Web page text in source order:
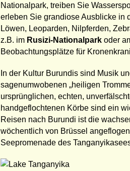
Nationalpark, treiben Sie
erleben Sie grandiose Ausblicke in
Löwen, Leoparden, Nilpferden,
z.B. im Rusizi-Nationalpark oder
Beobachtungsplätze für
In der Kultur Burundis sind Musik
sagenumwobenen „heiligen
ursprünglichen, echten,
handgeflochtenen Körbe sind ein
Reisen nach Burundi ist die
wöchentlich von Brüssel
Seepromenade des